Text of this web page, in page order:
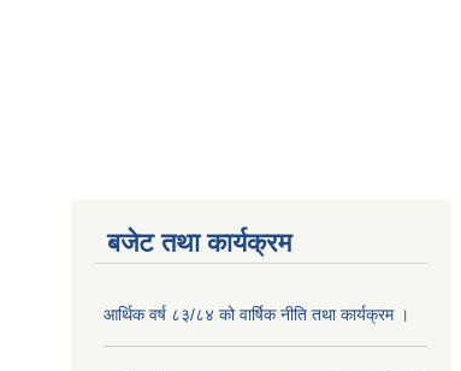
बजेट तथा कार्यक्रम
आर्थिक वर्ष ८३/८४ को वार्षिक नीति तथा कार्यक्रम ।